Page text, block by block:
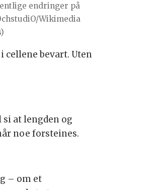
endringer på
Wikimedia
cellene bevart. Uten
at lengden og
noe forsteines.
– om et